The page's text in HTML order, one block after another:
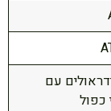
עם
כפול